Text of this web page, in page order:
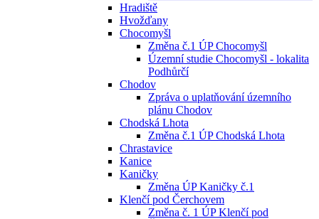
Hradiště
Hvožďany
Chocomyšl
Změna č.1 ÚP Chocomyšl
Územní studie Chocomyšl - lokalita
Podhůrčí
Chodov
Zpráva o uplatňování územního
plánu Chodov
Chodská Lhota
Změna č.1 ÚP Chodská Lhota
Chrastavice
Kanice
Kaničky
Změna ÚP Kaničky č.1
Klenčí pod Čerchovem
Změna č. 1 ÚP Klenčí pod